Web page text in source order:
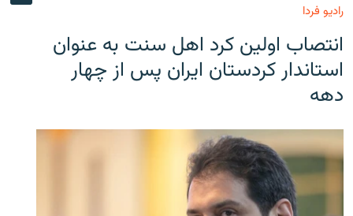
رادیو فردا
انتصاب اولین کرد اهل سنت به عنوان
استاندار کردستان ایران پس از چهار
دهه